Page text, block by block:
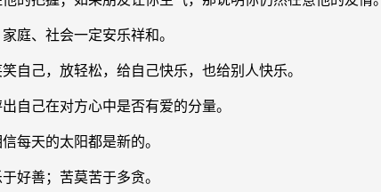
庭、社会一定安乐祥和。
自己，放轻松，给自己快乐，也给别人快乐。
自己在对方心中是否有爱的分量。
每天的太阳都是新的。
好善；苦莫苦于多贪。